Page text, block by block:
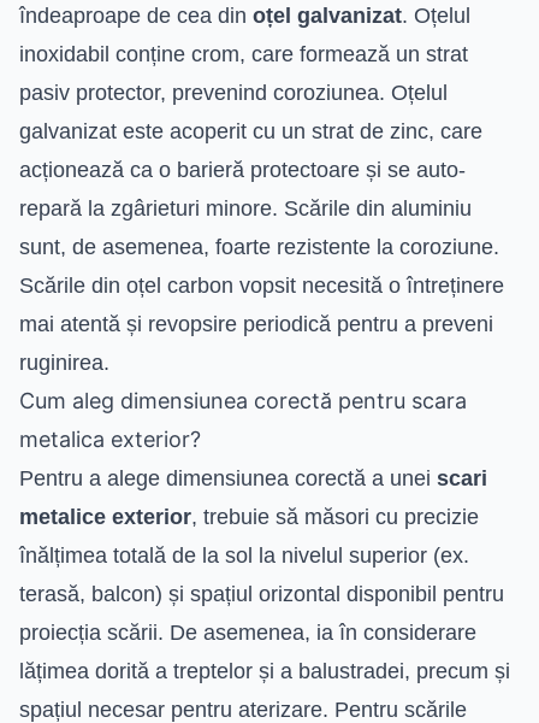
îndeaproape de cea din oțel galvanizat. Oțelul
inoxidabil conține crom, care formează un strat
pasiv protector, prevenind coroziunea. Oțelul
galvanizat este acoperit cu un strat de zinc, care
acționează ca o barieră protectoare și se auto-
repară la zgârieturi minore. Scările din aluminiu
sunt, de asemenea, foarte rezistente la coroziune.
Scările din oțel carbon vopsit necesită o întreținere
mai atentă și revopsire periodică pentru a preveni
ruginirea.
Cum aleg dimensiunea corectă pentru scara
metalica exterior?
Pentru a alege dimensiunea corectă a unei scari
metalice exterior, trebuie să măsori cu precizie
înălțimea totală de la sol la nivelul superior (ex.
terasă, balcon) și spațiul orizontal disponibil pentru
proiecția scării. De asemenea, ia în considerare
lățimea dorită a treptelor și a balustradei, precum și
spațiul necesar pentru aterizare. Pentru scările